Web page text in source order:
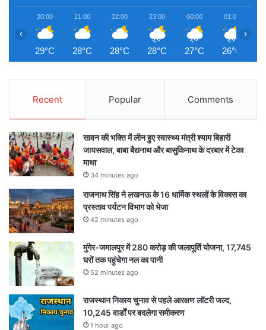
20:00
29°C
21:00
28°C
22:00
28°C
23:00
28°C
00:00
27°C
01:00
26°C
‹ ›
Recent Popular Comments
सावन की भक्ति में लीन हुए स्वास्थ्य मंत्री श्याम बिहारी
जायसवाल, बाबा बैद्यनाथ और बासुकिनाथ के दरबार में टेका
माथा
34 minutes ago
राजनाथ सिंह ने लखनऊ के 16 धार्मिक स्थलों के विकास का
प्रस्ताव पर्यटन विभाग को भेजा
42 minutes ago
मुंगेर-जमालपुर में 280 करोड़ की जलापूर्ति योजना, 17,745
घरों तक पहुंचेगा नल का पानी
52 minutes ago
राजस्थान निकाय चुनाव से पहले आरक्षण लॉटरी जल्द,
10,245 वार्डों पर बदलेगा समीकरण
1 hour ago